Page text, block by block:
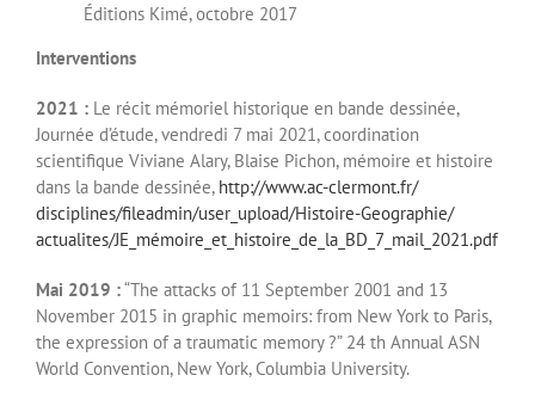
Éditions Kimé, octobre 2017
Interventions
2021 : Le récit mémoriel historique en bande dessinée,
Journée d’étude, vendredi 7 mai 2021, coordination
scientifique Viviane Alary, Blaise Pichon, mémoire et histoire
dans la bande dessinée, http://www.ac-clermont.fr/
disciplines/fileadmin/user_ upload/Histoire-Geographie/
actualites/JE_mémoire_et_ histoire_de_la_BD_7_mail_2021.pdf
Mai 2019 :“The attacks of 11 September 2001 and 13
November 2015 in graphic memoirs: from New York to Paris,
the expression of a traumatic memory ?” 24 th Annual ASN
World Convention, New York, Columbia University.